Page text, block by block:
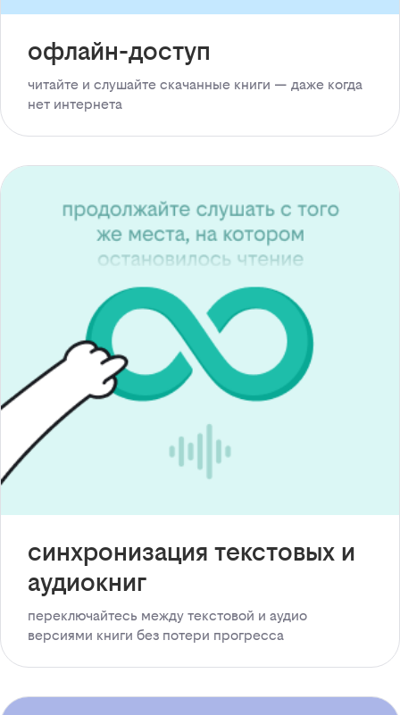
офлайн-доступ
читайте и слушайте скачанные книги — даже когда
нет интернета
синхронизация текстовых и
аудиокниг
переключайтесь между текстовой и аудио
версиями книги без потери прогресса